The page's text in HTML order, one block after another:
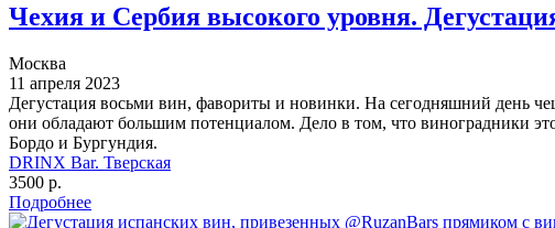
Чехия и Сербия высокого уровня.
Москва
11 апреля 2023
Дегустация восьми вин, фавориты и новинки. На сегодняшний день
они обладают большим потенциалом. Дело в том, что виноградники
Бордо и Бургундия.
DRINX Bar. Тверская
3500 р.
Подробнее